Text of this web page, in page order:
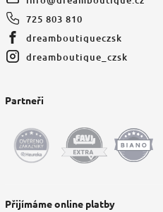
725 803 810
dreamboutiqueczsk
dreamboutique_czsk
Partneři
Přijímáme online platby